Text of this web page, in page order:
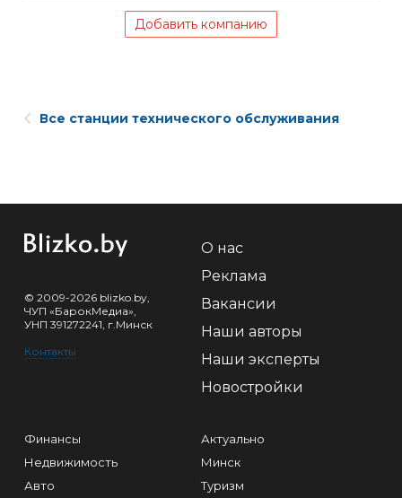
Добавить компанию
Все станции технического обслуживания
© 2009-2026 blizko.by,
ЧУП «БарокМедиа»,
УНП 391272241, г.Минск
Контакты
О нас
Реклама
Вакансии
Наши авторы
Наши эксперты
Новостройки
Финансы
Недвижимость
Авто
Актуально
Минск
Туризм